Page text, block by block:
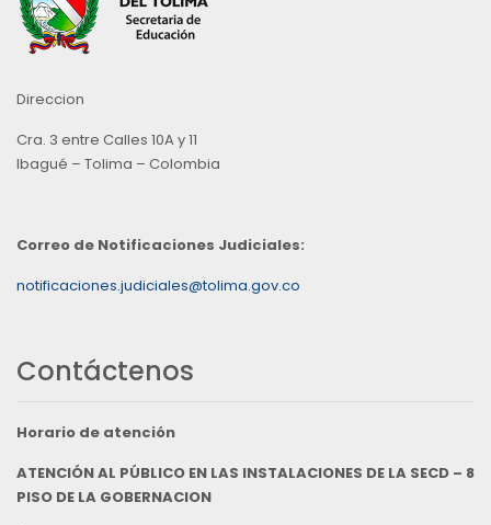
Direccion
Cra. 3 entre Calles 10A y 11
Ibagué – Tolima – Colombia
Correo de Notificaciones Judiciales:
notificaciones.judiciales@tolima.gov.co
Contáctenos
Horario de atención
ATENCIÓN AL PÚBLICO EN LAS INSTALACIONES DE LA SECD – 8
PISO DE LA GOBERNACION